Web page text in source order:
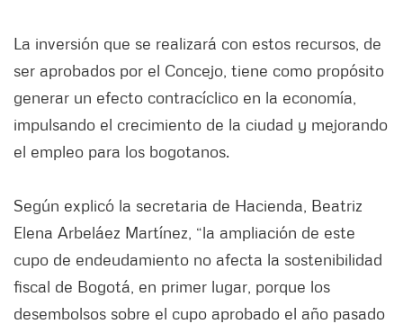
La inversión que se realizará con estos recursos, de
ser aprobados por el Concejo, tiene como propósito
generar un efecto contracíclico en la economía,
impulsando el crecimiento de la ciudad y mejorando
el empleo para los bogotanos.
Según explicó la secretaria de Hacienda, Beatriz
Elena Arbeláez Martínez, “la ampliación de este
cupo de endeudamiento no afecta la sostenibilidad
fiscal de Bogotá, en primer lugar, porque los
desembolsos sobre el cupo aprobado el año pasado